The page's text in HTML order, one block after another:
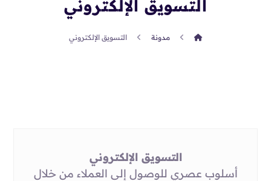
التسويق الإلكتروني
مدونة التسويق الإلكتروني
التسويق الإلكتروني
أسلوب عصري للوصول إلى العملاء من خلال